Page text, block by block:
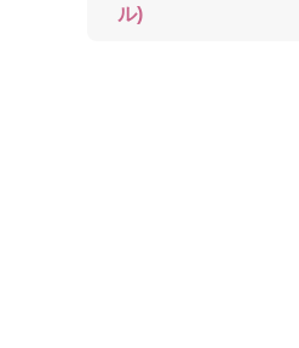
ル)